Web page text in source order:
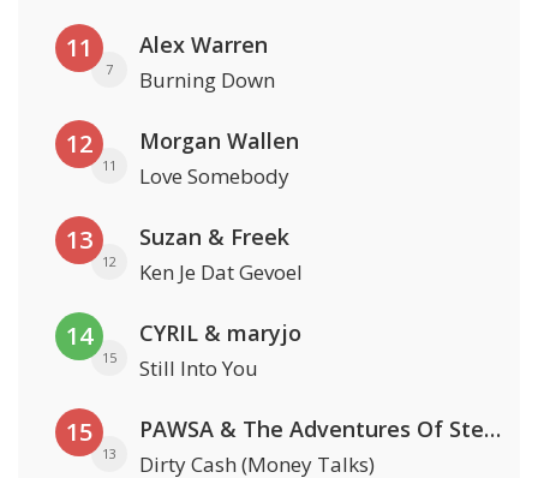
11
7
Alex Warren
Burning Down
12
11
Morgan Wallen
Love Somebody
13
12
Suzan & Freek
Ken Je Dat Gevoel
14
15
CYRIL & maryjo
Still Into You
15
13
PAWSA & The Adventures Of Stevie V
Dirty Cash (Money Talks)